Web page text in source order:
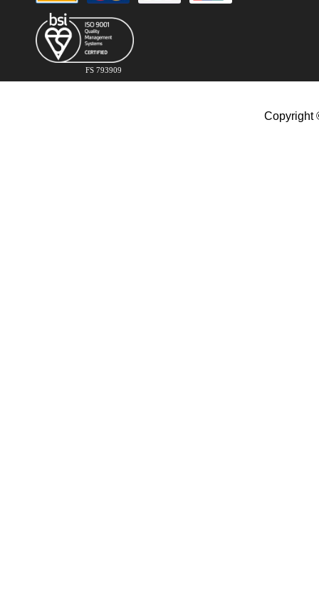
FS 793909
Copyright